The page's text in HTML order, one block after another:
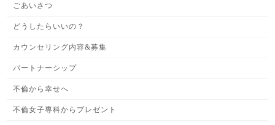
ごあいさつ
どうしたらいいの？
カウンセリング内容&募集
パートナーシップ
不倫から幸せへ
不倫女子専科からプレゼント